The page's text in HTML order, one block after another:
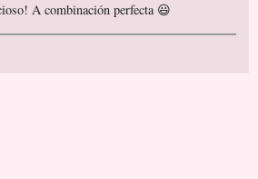
A combinación perfecta 😃